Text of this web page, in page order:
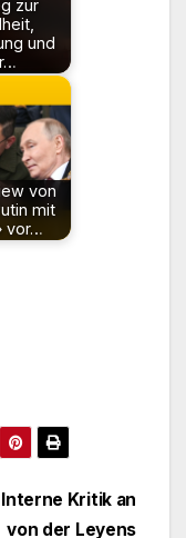
zur
und
von
mit
vor…
Interne Kritik an
von der Leyens